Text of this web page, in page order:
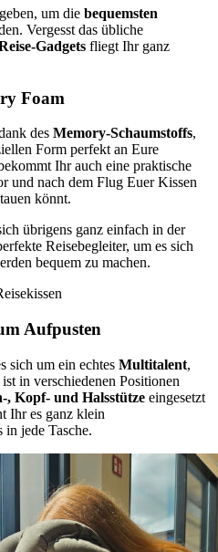
um die bequemsten
Vergesst das übliche
Gadgets fliegt Ihr ganz
Foam
des Memory-Schaumstoffs,
Form perfekt an Eure
Ihr auch eine praktische
und nach dem Flug Euer Kissen
könnt.
übrigens ganz einfach in der
Reisebegleiter, um es sich
bequem zu machen.
Aufpusten
sich um ein echtes Multitalent,
in verschiedenen Positionen
, Kopf- und Halsstütze eingesetzt
Ihr es ganz klein
in jede Tasche.